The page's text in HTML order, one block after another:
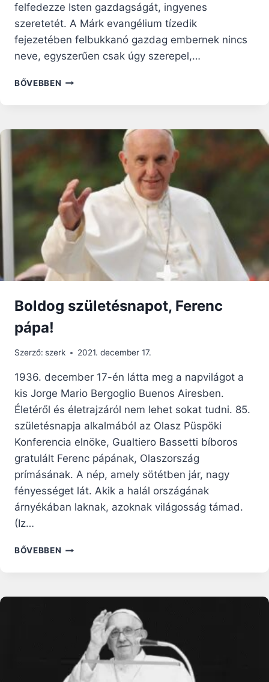
felfedezze Isten gazdagságát, ingyenes
szeretetét. A Márk evangélium tízedik
fejezetében felbukkanó gazdag embernek nincs
neve, egyszerűen csak úgy szerepel,…
BŐVEBBEN FERENC
BELÉNK
MINKET,
MINT
A
GAZDAG
IFJÚT
Boldog születésnapot, Ferenc
pápa!
Szerző: szerk 2021. december 17.
1936. december 17-én látta meg a napvilágot a
kis Jorge Mario Bergoglio Buenos Airesben.
Életéről és életrajzáról nem lehet sokat tudni. 85.
születésnapja alkalmából az Olasz Püspöki
Konferencia elnöke, Gualtiero Bassetti bíboros
gratulált Ferenc pápának, Olaszország
prímásának. A nép, amely sötétben jár, nagy
fényességet lát. Akik a halál országának
árnyékában laknak, azoknak világosság támad.
(Iz…
BŐVEBBEN BOLDOG